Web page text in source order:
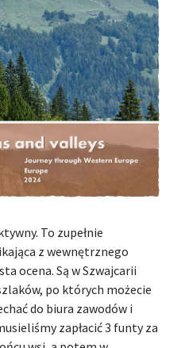
To zupełnie
z wewnętrznego
ocena. Są w Szwajcarii
po których możecie
do biura zawodów i
zapłacić 3 funty za